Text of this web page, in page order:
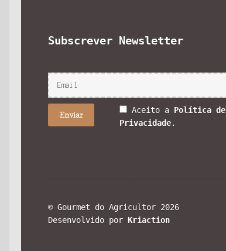
Subscrever Newsletter
Aceito a Política de
Privacidade.
© Gourmet do Agricultor 2026
Desenvolvido porKriaction